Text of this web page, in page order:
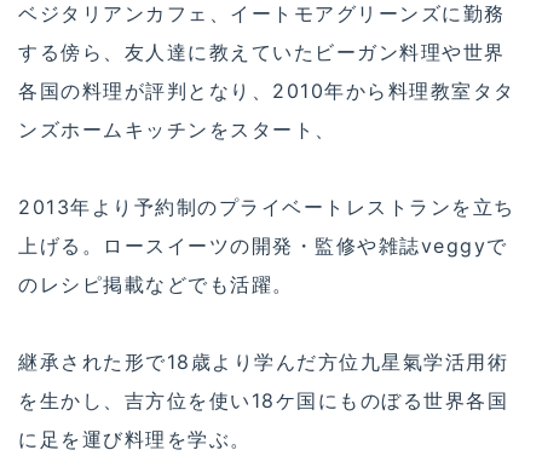
ベジタリアンカフェ、イートモアグリーンズに勤務
する傍ら、友人達に教えていたビーガン料理や世界
各国の料理が評判となり、2010年から料理教室タタ
ンズホームキッチンをスタート、
2013年より予約制のプライベートレストランを立ち
上げる。ロースイーツの開発・監修や雑誌veggyで
のレシピ掲載などでも活躍。
継承された形で18歳より学んだ方位九星氣学活用術
を生かし、吉方位を使い18ケ国にものぼる世界各国
に足を運び料理を学ぶ。